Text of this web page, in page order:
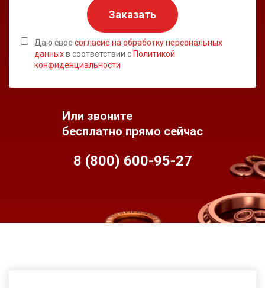
Заказать
Даю свое согласие на обработку персональных
данныхв соответствии с Политикой
конфиденциальности
Или звоните
бесплатно прямо сейчас
8 (800) 600-95-27